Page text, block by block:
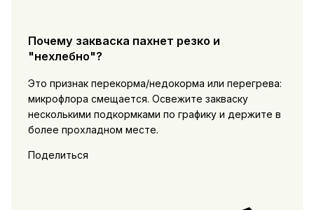
Почему закваска пахнет резко и
"нехлебно"?
Это признак перекорма/недокорма или перегрева:
микрофлора смещается. Освежите закваску
несколькими подкормками по графику и держите в
более прохладном месте.
Поделиться